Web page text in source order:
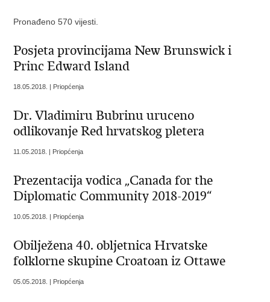
Pronađeno 570 vijesti.
Posjeta provincijama New Brunswick i
Princ Edward Island
18.05.2018. | Priopćenja
Dr. Vladimiru Bubrinu uruceno
odlikovanje Red hrvatskog pletera
11.05.2018. | Priopćenja
Prezentacija vodica „Canada for the
Diplomatic Community 2018-2019“
10.05.2018. | Priopćenja
Obilježena 40. obljetnica Hrvatske
folklorne skupine Croatoan iz Ottawe
05.05.2018. | Priopćenja